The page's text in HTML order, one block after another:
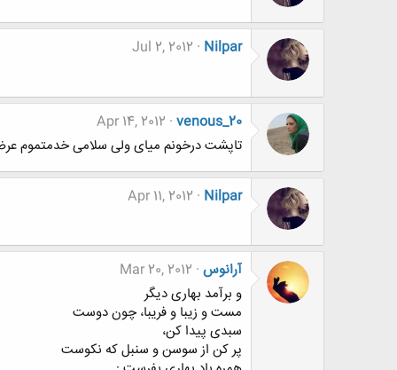
Nilpar
Jul 2, 2012
venous_20
Apr 14, 2012
تاپشت درخونم میای ولی سلامی خدمتموم
Nilpar
Apr 11, 2012
آرانوس Mar 20, 2012
و برآمد بهاری دیگر
مست و زیبا و فریبا، چون دوست
سبدی پیدا کن،
پر کن از سوسن و سنبل که نکوست